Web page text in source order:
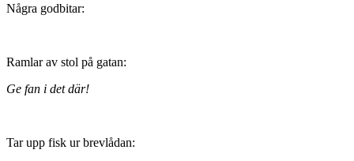
Några godbitar:
Ramlar av stol på gatan:
Ge fan i det där!
Tar upp fisk ur brevlådan: